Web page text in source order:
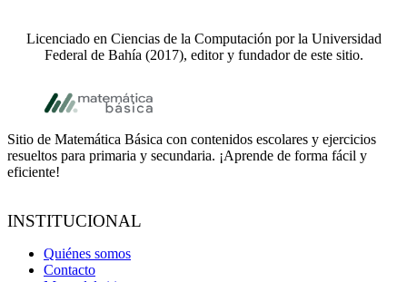
Licenciado en Ciencias de la Computación por la Universidad
Federal de Bahía (2017), editor y fundador de este sitio.
Footer
Sitio de Matemática Básica con contenidos escolares y ejercicios
resueltos para primaria y secundaria. ¡Aprende de forma fácil y
eficiente!
INSTITUCIONAL
Quiénes somos
Contacto